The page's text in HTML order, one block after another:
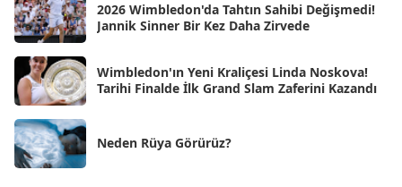
Ağu 2024 [10]
Tem 2024
Haz 2024 [30]
Nis 2024 [59]
2026 Wimbledon'da Tahtın Sahibi Değişmedi!
Jannik Sinner Bir Kez Daha Zirvede
Wimbledon'ın Yeni Kraliçesi Linda Noskova!
Tarihi Finalde İlk Grand Slam Zaferini Kazandı
Neden Rüya Görürüz?